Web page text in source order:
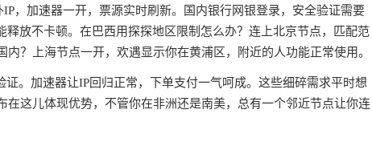
，加速器一开，票源实时刷新。国内银行网银登录，安全验证需要
释放不卡顿。在巴西用探探地区限制怎么办？连上北京节点，匹配范
？上海节点一开，欢遇显示你在黄浦区，附近的人功能正常使用。
。加速器让IP回归正常，下单支付一气呵成。这些细碎需求平时想
在这儿体现优势，不管你在非洲还是南美，总有一个邻近节点让你连